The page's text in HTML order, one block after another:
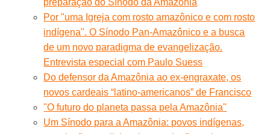
Por "uma Igreja com rosto amazônico e com rosto
indígena". O Sínodo Pan-Amazônico e a busca
de um novo paradigma de evangelização.
Entrevista especial com Paulo Suess
Do defensor da Amazônia ao ex-engraxate, os
novos cardeais “latino-americanos” de Francisco
''O futuro do planeta passa pela Amazônia''
Um Sínodo para a Amazônia: povos indígenas,